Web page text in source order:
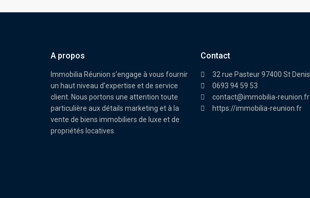
A propos
Immobilia Réunion s’engage à vous fournir
un haut niveau d’expertise et de service
client. Nous portons une attention toute
particulière aux détails marketing et à la
vente de biens immobiliers de luxe et de
propriétés locatives.
Contact
32 rue Pasteur 97400 St Denis
0693 94 59 53
contact@immobilia-reunion.fr
https://immobilia-reunion.fr